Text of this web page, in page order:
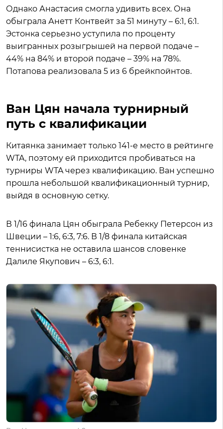
Однако Анастасия смогла удивить всех. Она
обыграла Анетт Контвейт за 51 минуту – 6:1, 6:1.
Эстонка серьезно уступила по проценту
выигранных розыгрышей на первой подаче –
44% на 84% и второй подаче – 39% на 78%.
Потапова реализовала 5 из 6 брейкпойнтов.
Ван Цян начала турнирный
путь с квалификации
Китаянка занимает только 141-е место в рейтинге
WTA, поэтому ей приходится пробиваться на
турниры WTA через квалификацию. Ван успешно
прошла небольшой квалификационный турнир,
выйдя в основную сетку.
В 1/16 финала Цян обыграла Ребекку Петерсон из
Швеции – 1:6, 6:3, 7:6. В 1/8 финала китайская
теннисистка не оставила шансов словенке
Далиле Якупович – 6:3, 6:1.